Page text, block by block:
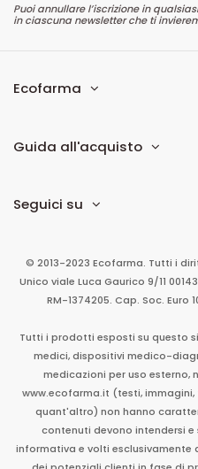
Puoi annullare l’iscrizione in
in ciascuna newsletter che ti
Ecofarma
Guida all'acquisto
Seguici su
© 2013-2023 Ecofarma. Tutti i
Unico viale Luca Gaurico 9/11 00143
RM-1374205. Cap. Soc. Euro
Tutti i prodotti esposti su questo
medici, dispositivi medico-
medicazioni per uso
www.ecofarma.it (testi,
quant'altro) non hanno
contenuti devono intendersi
informativa e volti esclusivamente